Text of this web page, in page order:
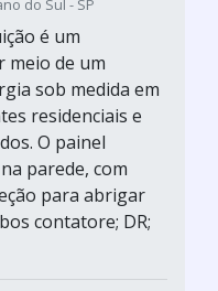
do Sul - SP
é um
de um
sob medida em
residenciais e
O painel
parede, com
para abrigar
contatore; DR;